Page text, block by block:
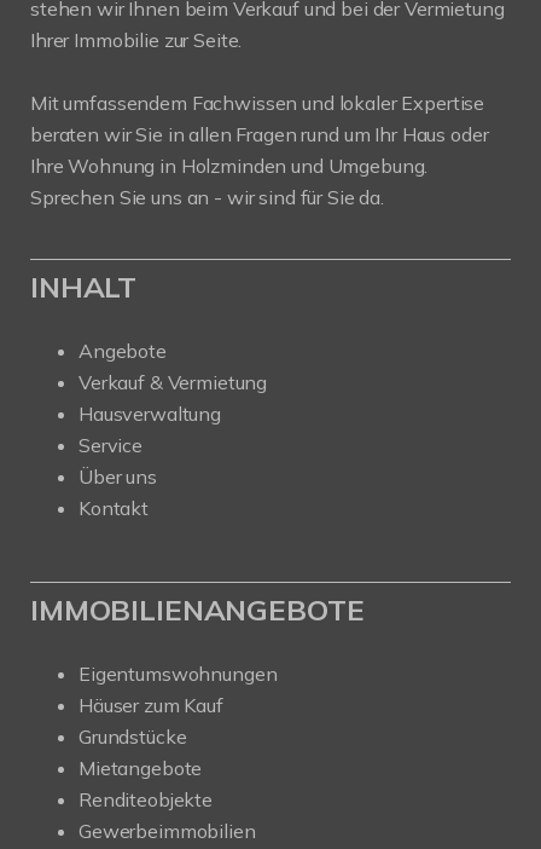
stehen wir Ihnen beim Verkauf und bei der Vermietung
Ihrer Immobilie zur Seite.
Mit umfassendem Fachwissen und lokaler Expertise
beraten wir Sie in allen Fragen rund um Ihr Haus oder
Ihre Wohnung in Holzminden und Umgebung.
Sprechen Sie uns an - wir sind für Sie da.
INHALT
Angebote
Verkauf & Vermietung
Hausverwaltung
Service
Über uns
Kontakt
IMMOBILIENANGEBOTE
Eigentumswohnungen
Häuser zum Kauf
Grundstücke
Mietangebote
Renditeobjekte
Gewerbeimmobilien